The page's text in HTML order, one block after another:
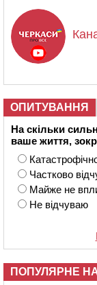
ОПИТУВАННЯ
На скільки
ваше життя,
Частково
Майже не
Не відчуваю
ПОПУЛЯРНЕ НА